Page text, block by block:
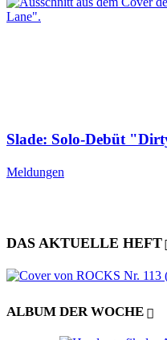
Slade: Solo-Debüt
Meldungen
DAS AKTUELLE HEFT
ALBUM DER WOCHE